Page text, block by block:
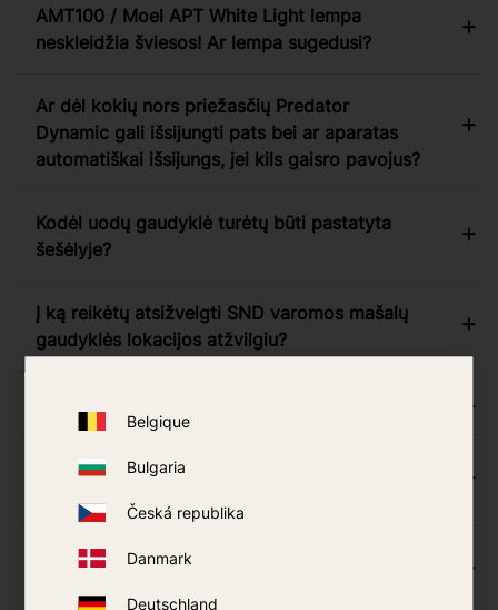
Belgique
Bulgaria
Česká republika
Danmark
Deutschland
AMT100 / Moel APT White Light lempa
neskleidžia šviesos! Ar lempa sugedusi?
Ar dėl kokių nors priežasčių Predator
Dynamic gali išsijungti pats bei ar aparatas
automatiškai išsijungs, jei kils gaisro pavojus?
Kodėl uodų gaudyklė turėtų būti pastatyta
šešėlyje?
Į ką reikėtų atsižvelgti SND varomos mašalų
gaudyklės lokacijos atžvilgiu?
Apie ką reikia pagalvoti, kai uodų sezonas
Turiu likusių oktanolio tablečių. Ar jas galima